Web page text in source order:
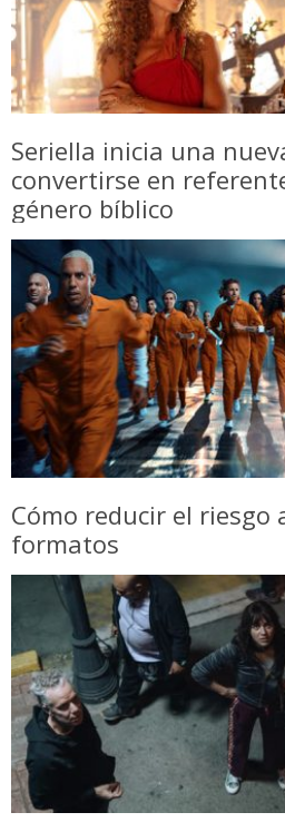
Seriella inicia una
convertirse en
género bíblico
Cómo reducir el riesgo
formatos